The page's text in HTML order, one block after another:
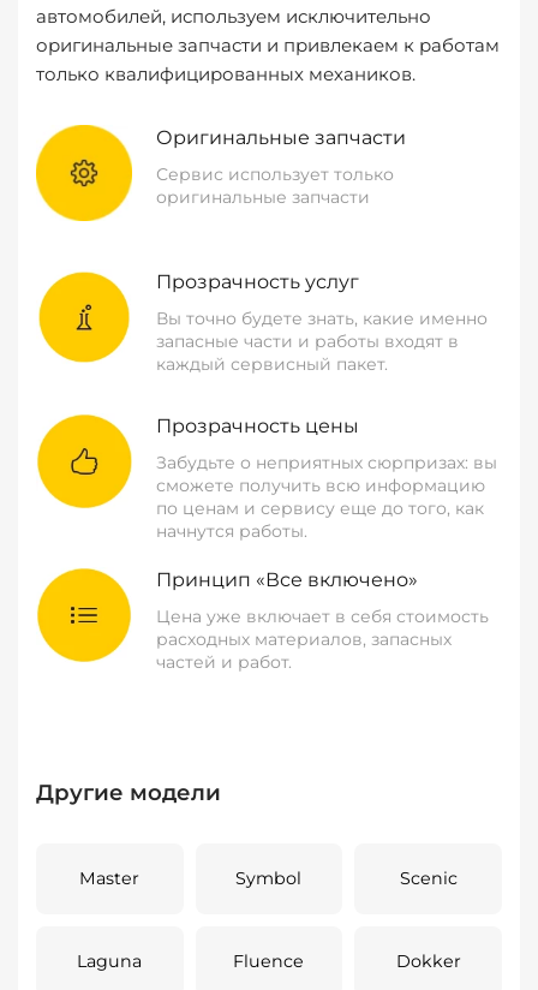
автомобилей, используем исключительно
оригинальные запчасти и привлекаем к работам
только квалифицированных механиков.
Оригинальные запчасти
Сервис использует только
оригинальные запчасти
Прозрачность услуг
Вы точно будете знать, какие именно
запасные части и работы входят в
каждый сервисный пакет.
Прозрачность цены
Забудьте о неприятных сюрпризах: вы
сможете получить всю информацию
по ценам и сервису еще до того, как
начнутся работы.
Принцип «Все включено»
Цена уже включает в себя стоимость
расходных материалов, запасных
частей и работ.
Другие модели
Master Symbol Scenic
Laguna Fluence Dokker